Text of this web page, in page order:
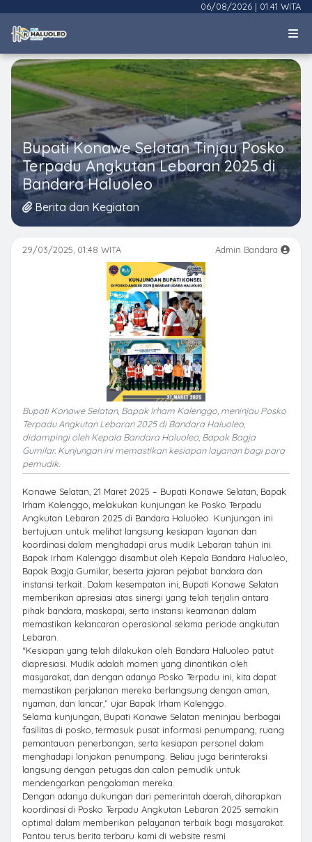
06/08/2026 | 01.41 WITA
Bupati Konawe Selatan Tinjau Posko
Terpadu Angkutan Lebaran 2025 di
Bandara Haluoleo
Berita dan Kegiatan
29/03/2025, 01:48 WITA Admin Bandara
Bupati Konawe Selatan, Bapak Irham Kalenggo, meninjau Posko
Terpadu Angkutan Lebaran 2025 di Bandara Haluoleo,
didampingi oleh Kepala Bandara Haluoleo, Bapak Bagja
Gumilar. Kunjungan ini memastikan kesiapan layanan bagi para
pemudik.
Konawe Selatan, 21 Maret 2025 – Bupati Konawe Selatan, Bapak
Irham Kalenggo, melakukan kunjungan ke Posko Terpadu
Angkutan Lebaran 2025 di Bandara Haluoleo. Kunjungan ini
bertujuan untuk melihat langsung kesiapan layanan dan
koordinasi dalam menghadapi arus mudik Lebaran tahun ini.
Bapak Irham Kalenggo disambut oleh Kepala Bandara Haluoleo,
Bapak Bagja Gumilar, beserta jajaran pejabat bandara dan
instansi terkait. Dalam kesempatan ini, Bupati Konawe Selatan
memberikan apresiasi atas sinergi yang telah terjalin antara
pihak bandara, maskapai, serta instansi keamanan dalam
memastikan kelancaran operasional selama periode angkutan
Lebaran.
“Kesiapan yang telah dilakukan oleh Bandara Haluoleo patut
diapresiasi. Mudik adalah momen yang dinantikan oleh
masyarakat, dan dengan adanya Posko Terpadu ini, kita dapat
memastikan perjalanan mereka berlangsung dengan aman,
nyaman, dan lancar,” ujar Bapak Irham Kalenggo.
Selama kunjungan, Bupati Konawe Selatan meninjau berbagai
fasilitas di posko, termasuk pusat informasi penumpang, ruang
pemantauan penerbangan, serta kesiapan personel dalam
menghadapi lonjakan penumpang. Beliau juga berinteraksi
langsung dengan petugas dan calon pemudik untuk
mendengarkan pengalaman mereka.
Dengan adanya dukungan dari pemerintah daerah, diharapkan
koordinasi di Posko Terpadu Angkutan Lebaran 2025 semakin
optimal dalam memberikan pelayanan terbaik bagi masyarakat.
Pantau terus berita terbaru kami di website resmi